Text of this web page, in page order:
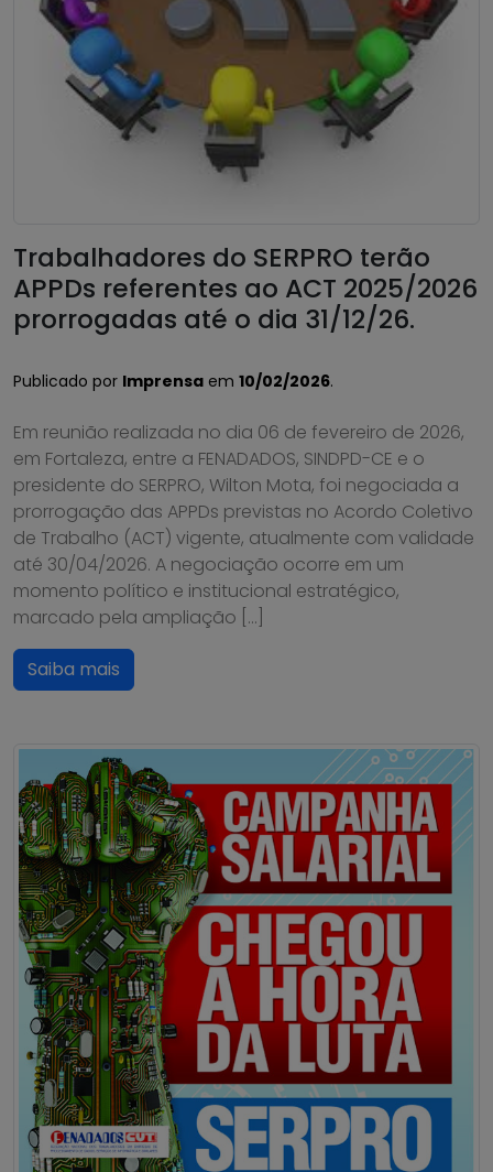
Trabalhadores do SERPRO terão
APPDs referentes ao ACT 2025/2026
prorrogadas até o dia 31/12/26.
Publicado por Imprensa em 10/02/2026.
Em reunião realizada no dia 06 de fevereiro de 2026,
em Fortaleza, entre a FENADADOS, SINDPD-CE e o
presidente do SERPRO, Wilton Mota, foi negociada a
prorrogação das APPDs previstas no Acordo Coletivo
de Trabalho (ACT) vigente, atualmente com validade
até 30/04/2026. A negociação ocorre em um
momento político e institucional estratégico,
marcado pela ampliação […]
Saiba mais